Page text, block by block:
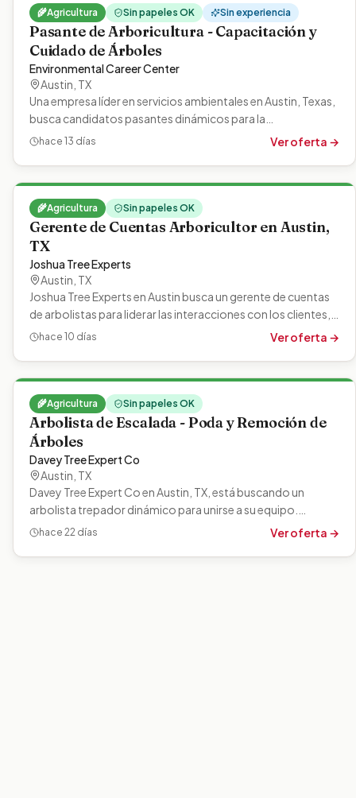
🌾Agricultura Sin papeles OK Sin experiencia
Pasante de Arboricultura - Capacitación y
Cuidado de Árboles
Environmental Career Center
Austin TX
Una empresa líder en servicios ambientales en Austin, Texas,
busca candidatos pasantes dinámicos para la
primavera/verano de 2024 en…
hace 13 días Ver oferta →
🌾Agricultura Sin papeles OK
Gerente de Cuentas Arboricultor en Austin,
TX
Joshua Tree Experts
Austin TX
Joshua Tree Experts en Austin busca un gerente de cuentas
de arbolistas para liderar las interacciones con los clientes,
estimar el trabajo…
hace 10 días Ver oferta →
🌾Agricultura Sin papeles OK
Arbolista de Escalada - Poda y Remoción de
Árboles
Davey Tree Expert Co
Austin TX
Davey Tree Expert Co en Austin, TX, está buscando un
arbolista trepador dinámico para unirse a su equipo.
Treparás a los árboles,…
hace 22 días Ver oferta →